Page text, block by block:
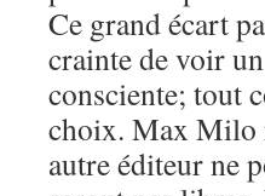
Ce grand écart
crainte de voir
consciente; tout
choix. Max Milo
autre éditeur ne